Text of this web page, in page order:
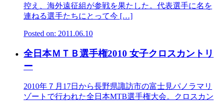
控え、海外遠征組が参戦を果たした。代表選手に名を
連ねる選手たちにとって今 […]
Posted on: 2011.06.10
全日本ＭＴＢ選手権2010 女子クロスカントリ
ー
2010年７月17日から長野県諏訪市の富士見パノラマリ
ゾートで行われた全日本MTB選手権大会。クロスカン